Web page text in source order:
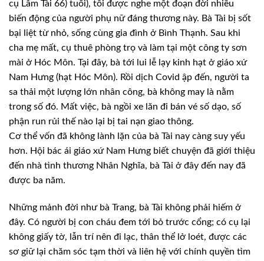
cụ Lâm Tài (66 tuổi), tôi được nghe một đoạn đời nhiều
biến động của người phụ nữ đáng thương này. Bà Tài bị sốt
bại liệt từ nhỏ, sống cùng gia đình ở Bình Thạnh. Sau khi
cha mẹ mất, cụ thuê phòng trọ và làm tại một công ty sơn
mài ở Hóc Môn. Tại đây, bà tới lui lễ lạy kinh hạt ở giáo xứ
Nam Hưng (hạt Hóc Môn). Rồi dịch Covid ập đến, người ta
sa thải một lượng lớn nhân công, bà không may là nằm
trong số đó. Mất việc, bà ngồi xe lăn đi bán vé số dạo, số
phận run rủi thế nào lại bị tai nạn giao thông.
Cơ thể vốn đã không lành lặn của bà Tài nay càng suy yếu
hơn. Hội bác ái giáo xứ Nam Hưng biết chuyện đã giới thiệu
đến nhà tình thương Nhân Nghĩa, bà Tài ở đây đến nay đã
được ba năm.
Những mảnh đời như bà Trang, bà Tài không phải hiếm ở
đây. Có người bị con cháu đem tới bỏ trước cổng; có cụ lại
không giấy tờ, lẫn trí nên đi lạc, thân thể lở loét, được các
sơ giữ lại chăm sóc tạm thời và liên hệ với chính quyền tìm